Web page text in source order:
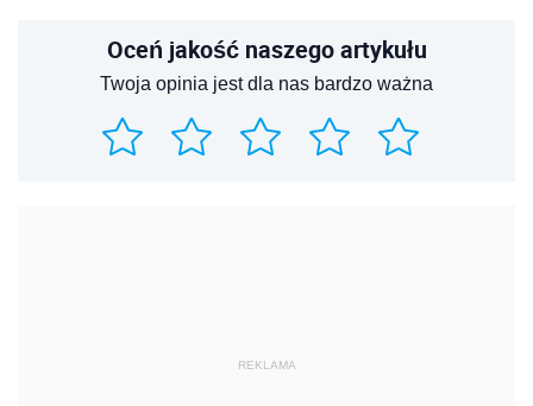
Oceń jakość naszego artykułu
Twoja opinia jest dla nas bardzo ważna
REKLAMA